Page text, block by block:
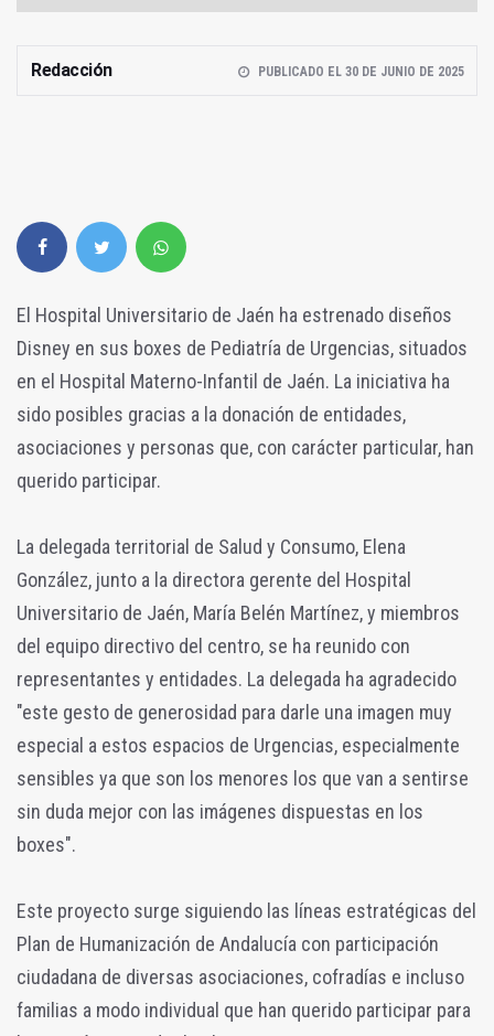
Redacción PUBLICADO EL 30 DE JUNIO DE 2025
El Hospital Universitario de Jaén ha estrenado diseños
Disney en sus boxes de Pediatría de Urgencias, situados
en el Hospital Materno-Infantil de Jaén. La iniciativa ha
sido posibles gracias a la donación de entidades,
asociaciones y personas que, con carácter particular, han
querido participar.
La delegada territorial de Salud y Consumo, Elena
González, junto a la directora gerente del Hospital
Universitario de Jaén, María Belén Martínez, y miembros
del equipo directivo del centro, se ha reunido con
representantes y entidades. La delegada ha agradecido
"este gesto de generosidad para darle una imagen muy
especial a estos espacios de Urgencias, especialmente
sensibles ya que son los menores los que van a sentirse
sin duda mejor con las imágenes dispuestas en los
boxes".
Este proyecto surge siguiendo las líneas estratégicas del
Plan de Humanización de Andalucía con participación
ciudadana de diversas asociaciones, cofradías e incluso
familias a modo individual que han querido participar para